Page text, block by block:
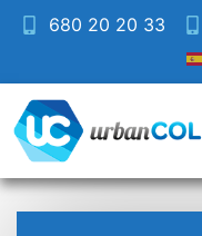
680 20 20 33